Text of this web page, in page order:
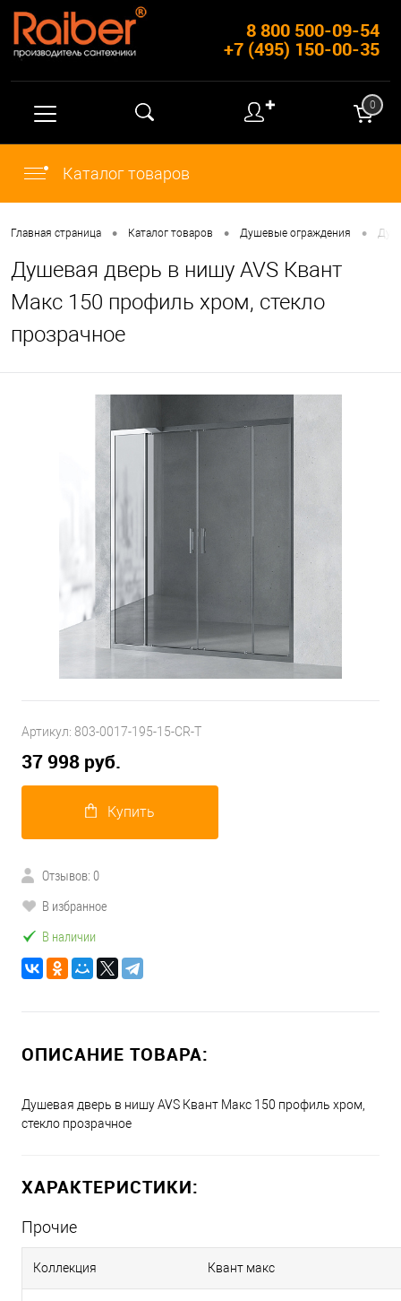
8 800 500-09-54
+7 (495) 150-00-35
✚ 0
Каталог товаров
Главная страница • Каталог товаров • Душевые ограждения •
Душевая дверь в нишу AVS Квант
Макс 150 профиль хром, стекло
прозрачное
Артикул: 803-0017-195-15-CR-T
37 998 руб.
Купить
Отзывов: 0
В избранное
В наличии
ОПИСАНИЕ ТОВАРА:
Душевая дверь в нишу AVS Квант Макс 150 профиль хром,
стекло прозрачное
ХАРАКТЕРИСТИКИ:
Прочие
Коллекция Квант макс